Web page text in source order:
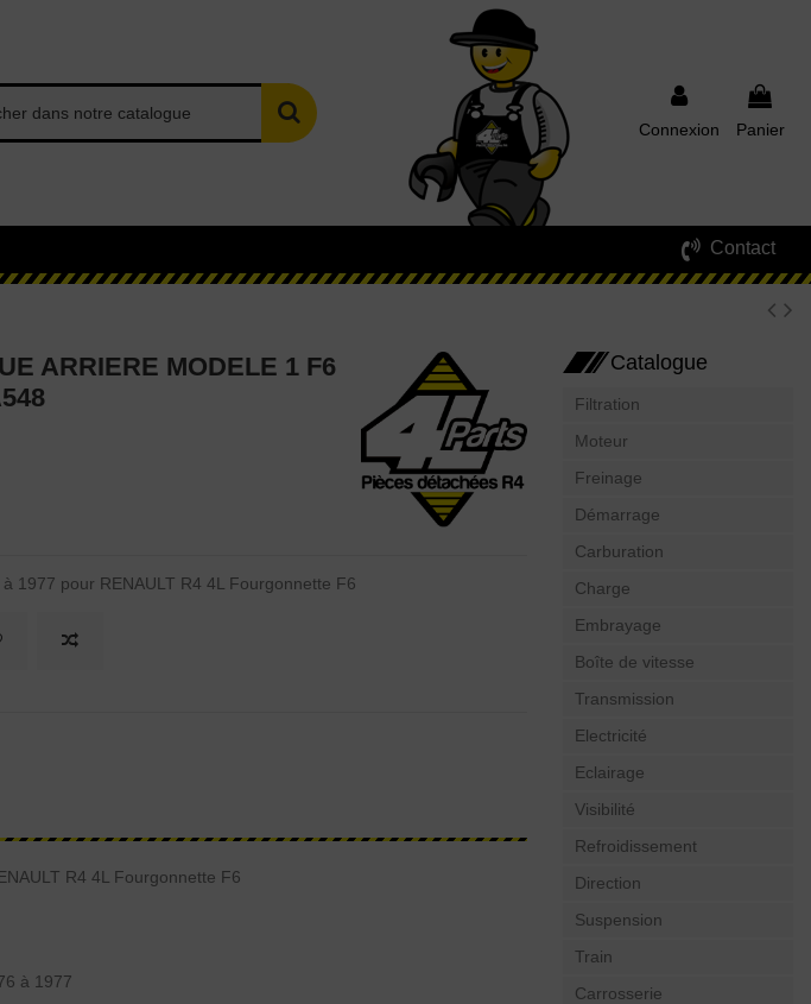
Connexion Panier
Contact
ARRIERE MODELE 1 F6
1977 pour RENAULT R4 4L Fourgonnette F6
R4 4L Fourgonnette F6
à 1977
Catalogue
Filtration
Moteur
Freinage
Démarrage
Carburation
Charge
Embrayage
Boîte de vitesse
Transmission
Electricité
Eclairage
Visibilité
Refroidissement
Direction
Suspension
Train
Carrosserie